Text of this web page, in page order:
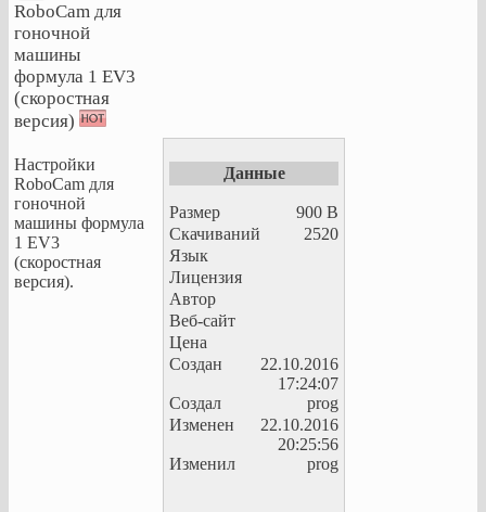
RoboCam для
гоночной
машины
формула 1 EV3
(скоростная
версия)
Настройки
RoboCam для
гоночной
машины формула
1 EV3
(скоростная
версия).
Данные
Размер
900 B
Скачиваний
2520
Язык
Лицензия
Автор
Веб-сайт
Цена
Создан
22.10.2016
17:24:07
Создал
prog
Изменен
22.10.2016
20:25:56
Изменил
prog